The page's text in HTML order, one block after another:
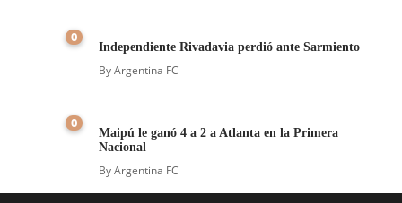
0
Independiente Rivadavia perdió ante Sarmiento
ByArgentina FC
0
Maipú le ganó 4 a 2 a Atlanta en la Primera
Nacional
ByArgentina FC